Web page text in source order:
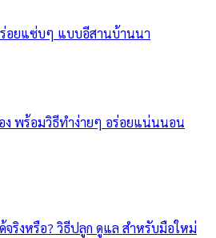
อยแซ่บๆ แบบอีสานบ้านนา
ง พร้อมวิธีทำง่ายๆ อร่อยแน่นนอน
จริงหรือ? วิธีปลูก ดูแล สำหรับมือใหม่